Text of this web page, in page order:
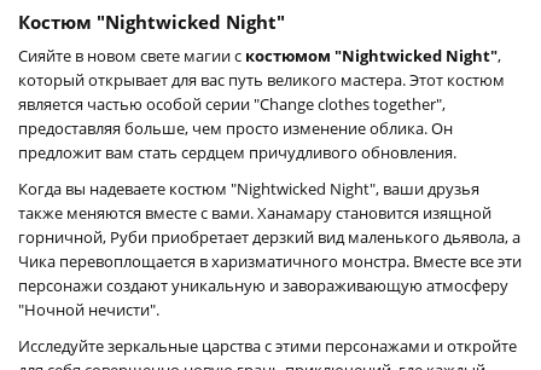
Костюм "Nightwicked Night"
Сияйте в новом свете магии с костюмом "Nightwicked Night",
который открывает для вас путь великого мастера. Этот костюм
является частью особой серии "Change clothes together",
предоставляя больше, чем просто изменение облика. Он
предложит вам стать сердцем причудливого обновления.
Когда вы надеваете костюм "Nightwicked Night", ваши друзья
также меняются вместе с вами. Ханамару становится изящной
горничной, Руби приобретает дерзкий вид маленького дьявола, а
Чика перевоплощается в харизматичного монстра. Вместе все эти
персонажи создают уникальную и завораживающую атмосферу
"Ночной нечисти".
Исследуйте зеркальные царства с этими персонажами и откройте